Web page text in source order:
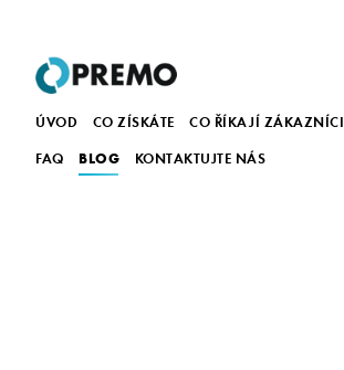
ÚVOD CO ZÍSKÁTE CO ŘÍKAJÍ ZÁKAZNÍCI
FAQ BLOG KONTAKTUJTE NÁS